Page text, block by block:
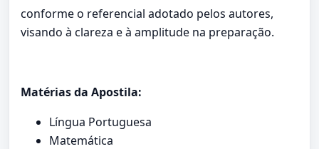
conforme o referencial adotado pelos autores,
visando à clareza e à amplitude na preparação.
Matérias da Apostila:
Língua Portuguesa
Matemática